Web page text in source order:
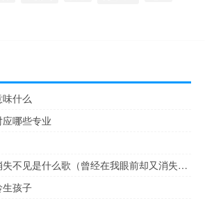
什么
哪些专业
曾经在我眼前却又消失不见是什么歌（曾经在我眼前却又消失不见）
生孩子